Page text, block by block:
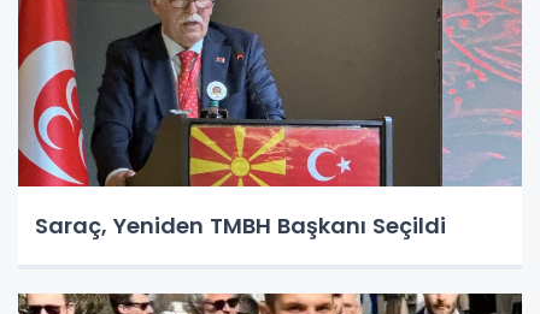
Saraç, Yeniden TMBH Başkanı Seçildi